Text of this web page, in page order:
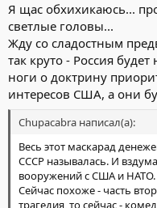
Я щас обхихикаюсь...
светлые головы...
Жду со сладостным
так круто - Россия
ноги о доктрину
интересов США, а они
Chupacabra написал(а):
Весь этот маскарад
СССР называлась. И
вооружений с США и НАТО.
Сейчас похоже - часть
трагедия, то сейчас -